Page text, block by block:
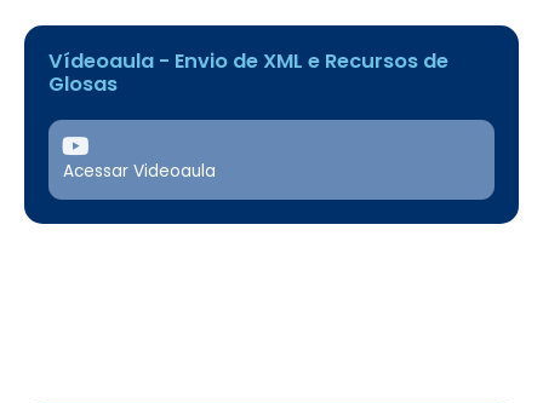
Vídeoaula - Envio de XML e Recursos de
Glosas
Acessar Videoaula